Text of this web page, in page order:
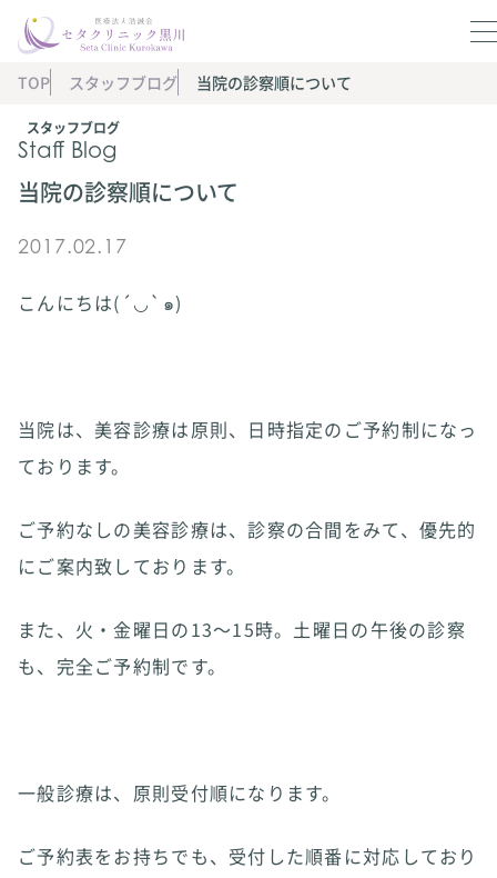
スタッフブログ
Staff Blog
TOP スタッフブログ 当院の診察順について
当院の診察順について
2017.02.17
こんにちは(´◡`๑)
当院は、美容診療は原則、日時指定のご予約制になっ
ております。
ご予約なしの美容診療は、診察の合間をみて、優先的
にご案内致しております。
また、火・金曜日の13〜15時。土曜日の午後の診察
も、完全ご予約制です。
一般診療は、原則受付順になります。
ご予約表をお持ちでも、受付した順番に対応しており